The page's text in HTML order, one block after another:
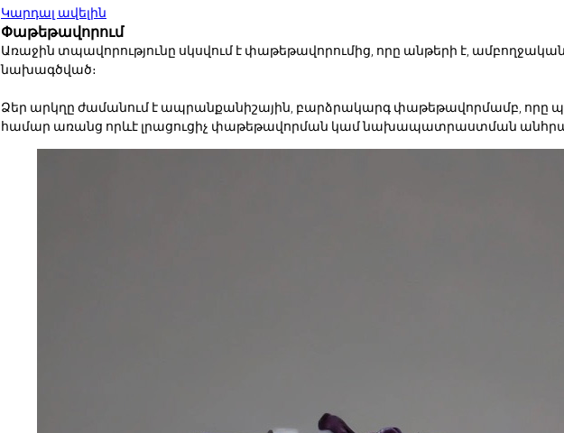
Կարդալ ավելին
Փաթեթավորում
Առաջին տպավորությունը սկսվում է փաթեթավորումից, որը անթերի է,
նախագծված։
Ձեր արկղը ժամանում է ապրանքանիշային, բարձրակարգ փաթեթավորմամբ, որը
համար առանց որևէ լրացուցիչ փաթեթավորման կամ նախապատրաստման